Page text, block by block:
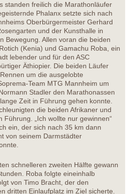
standen freilich die Marathonläufer
Phalanx setzte sich nach
Oberbürgermeister Gerhard
und der Kunsthalle in
Bewegung. Allen voran die beiden
(Kenia) und Gamachu Roba, ein
lebender und für den ASC
Äthiopier. Die beiden Läufer
um die ausgelobte
Team MTG Mannheim um
Stadler den Marathonassen
Zeit in Führung gehen konnte.
die beiden Afrikaner und
„Ich wollte nur gewinnen“
ein, der sich nach 35 km dann
von seinem Darmstädter
schnelleren zweiten Hälfte gewann
Roba folgte eineinhalb
von Timo Bracht, der den
dritten Einlaufplatz im Ziel sicherte.